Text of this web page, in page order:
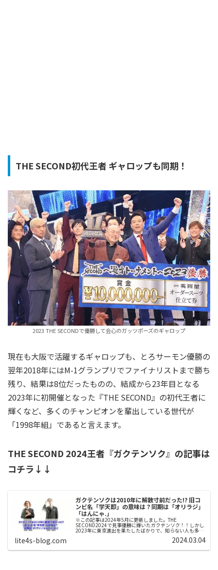
THE SECOND初代王者 ギャロップも同期！
2023 THE SECONDで優勝して会心のガッツポーズのギャロップ
現在も大阪で活躍するギャロップも、とろサーモン優勝の
翌年2018年にはM-1グランプリでファイナリストまで勝ち
残り、結果は8位だったものの、結成から23年目となる
2023年に初開催となった『THE SECOND』の初代王者に
輝くなど、多くのチャンピオンを輩出している世代が
「1998年組」であると言えます。
THE SECOND 2024王者『ガクテンソク』の記事は
コチラ↓↓
ガクテンソクは2010年に解散寸前だった!? 旧コ
ンビ名「学天即」の意味は？同期は「オリラジ」
「はんにゃ.」
※この記事は2024年5月に更新しました。THE
SECOND2024で見事優勝に輝いたガクテンソク！！しかし
2023年に東京進出を果たしたばかりで、知らない人も多い
のではないでしょうか？芸歴19年目にしてこれまでの解散
lite4s-blog.com 2024.03.04